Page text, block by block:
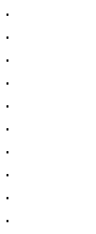
.
.
.
.
.
.
.
.
.
.